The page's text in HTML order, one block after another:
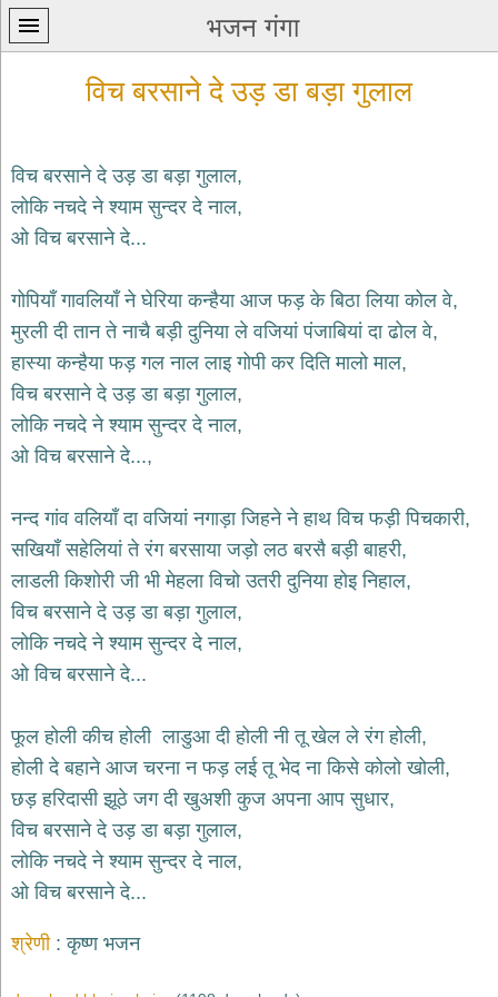
भजन गंगा
प्रथम
पन्ना
कृष्ण
भजन
krishna
bhajans
शिव
भजन
bhajans
भजन
hanuman
bhajans
साईं
भजन
sai
bhajans
जैन
jain
bhajans
भजन
durga
bhajans
गणेश
भजन
bhajans
विच बरसाने दे उड़ डा बड़ा गुलाल
विच बरसाने दे उड़ डा बड़ा गुलाल,
लोकि नचदे ने श्याम सुन्दर दे नाल,
ओ विच बरसाने दे...
गोपियाँ गावलियाँ ने घेरिया कन्हैया आज फड़ के बिठा लिया कोल वे,
मुरली दी तान ते नाचै बड़ी दुनिया ले वजियां पंजाबियां दा ढोल वे,
हास्या कन्हैया फड़ गल नाल लाइ गोपी कर दिति मालो माल,
विच बरसाने दे उड़ डा बड़ा गुलाल,
लोकि नचदे ने श्याम सुन्दर दे नाल,
ओ विच बरसाने दे...,
नन्द गांव वलियाँ दा वजियां नगाड़ा जिहने ने हाथ विच फड़ी पिचकारी,
सखियाँ सहेलियां ते रंग बरसाया जड़ो लठ बरसै बड़ी बाहरी,
लाडली किशोरी जी भी मेहला विचो उतरी दुनिया होइ निहाल,
विच बरसाने दे उड़ डा बड़ा गुलाल,
लोकि नचदे ने श्याम सुन्दर दे नाल,
ओ विच बरसाने दे...
फूल होली कीच होली लाडुआ दी होली नी तू खेल ले रंग होली,
होली दे बहाने आज चरना न फड़ लई तू भेद ना किसे कोलो खोली,
छड़ हरिदासी झूठे जग दी खुअशी कुज अपना आप सुधार,
विच बरसाने दे उड़ डा बड़ा गुलाल,
लोकि नचदे ने श्याम सुन्दर दे नाल,
ओ विच बरसाने दे...
श्रेणी कृष्ण भजन